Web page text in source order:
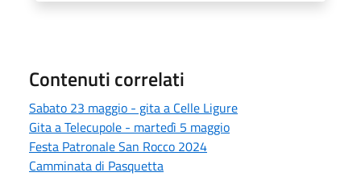
Contenuti correlati
Sabato 23 maggio - gita a Celle Ligure
Gita a Telecupole - martedì 5 maggio
Festa Patronale San Rocco 2024
Camminata di Pasquetta